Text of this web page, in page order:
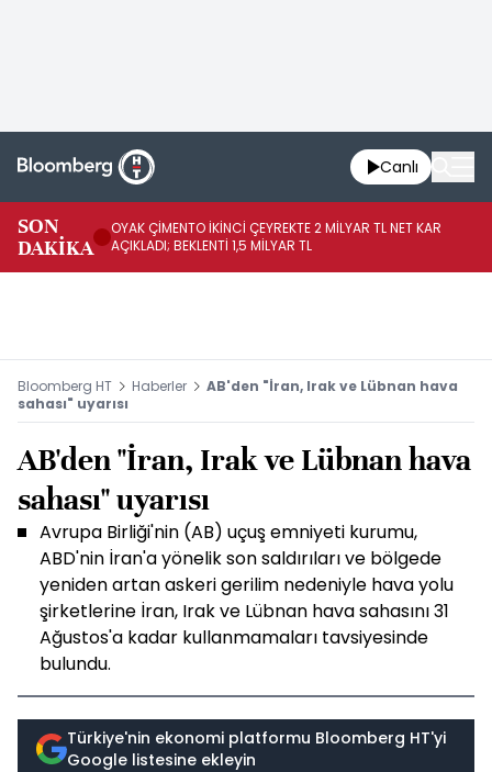
Canlı
SON
DAKİKA
OYAK ÇİMENTO İKİNCİ ÇEYREKTE 2 MİLYAR TL NET KAR
AÇIKLADI; BEKLENTİ 1,5 MİLYAR TL
Bloomberg HT Haberler
AB'den "İran, Irak ve Lübnan hava
sahası" uyarısı
AB'den "İran, Irak ve Lübnan hava
sahası" uyarısı
Avrupa Birliği'nin (AB) uçuş emniyeti kurumu,
ABD'nin İran'a yönelik son saldırıları ve bölgede
yeniden artan askeri gerilim nedeniyle hava yolu
şirketlerine İran, Irak ve Lübnan hava sahasını 31
Ağustos'a kadar kullanmamaları tavsiyesinde
bulundu.
Türkiye'nin ekonomi platformu Bloomberg HT'yi
Google listesine ekleyin